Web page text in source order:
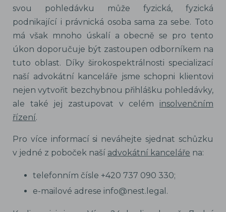
svou pohledávku může fyzická, fyzická
podnikající i právnická osoba sama za sebe. Toto
má však mnoho úskalí a obecně se pro tento
úkon doporučuje být zastoupen odborníkem na
tuto oblast. Díky širokospektrálnosti specializací
naší advokátní kanceláře jsme schopni klientovi
nejen vytvořit bezchybnou přihlášku pohledávky,
ale také jej zastupovat v celém insolvenčním
řízení.
Pro více informací si neváhejte sjednat schůzku
v jedné z poboček naší advokátní kanceláře na:
telefonním čísle +420 737 090 330;
e-mailové adrese info@nest.legal.